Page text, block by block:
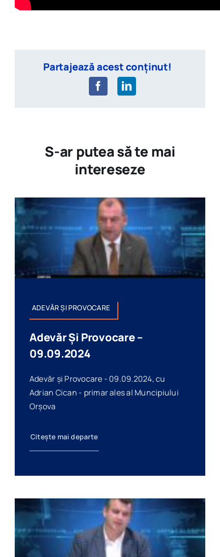
Partajează acest conținut!
S-ar putea să te mai
intereseze
ADEVĂR ȘI PROVOCARE
Adevăr Și Provocare –
09.09.2024
Adevăr și Provocare - 09.09.2024, cu
Adrian Cican - primar ales al Muncipiului
Orșova
Citește mai departe